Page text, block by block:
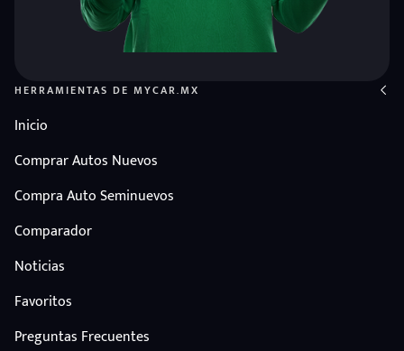
HERRAMIENTAS DE MYCAR.MX
Inicio
Comprar Autos Nuevos
Compra Auto Seminuevos
Comparador
Noticias
Favoritos
Preguntas Frecuentes